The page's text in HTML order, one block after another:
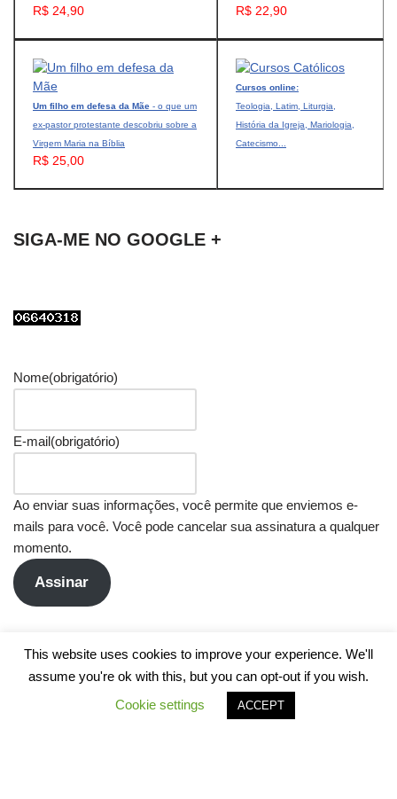
R$ 24,90 R$ 22,90
Um filho em defesa da Mãe - o que um
ex-pastor protestante descobriu sobre a
Virgem Maria na Bíblia
R$ 25,00
Cursos online:
Teologia, Latim, Liturgia,
História da Igreja, Mariologia,
Catecismo...
SIGA-ME NO GOOGLE +
Nome(obrigatório)
E-mail(obrigatório)
Ao enviar suas informações, você permite que enviemos e-
mails para você. Você pode cancelar sua assinatura a qualquer
momento.
Assinar
This website uses cookies to improve your experience. We'll
assume you're ok with this, but you can opt-out if you wish.
Cookie settings
ACCEPT